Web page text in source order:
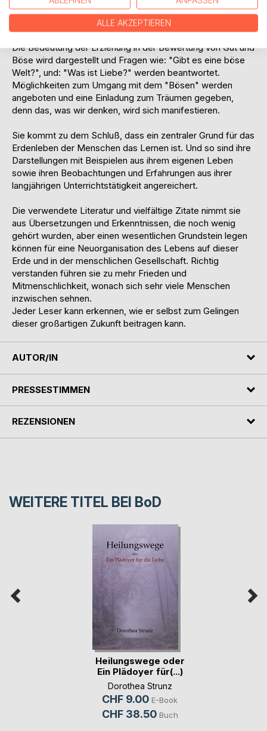
über Sünde und Strafe, einen allmächtigen oder strafenden
Gott werden anhand neuer Erkenntnisse hinterfragt.
Die Bedeutung der Erziehung in der Bewertung von Gut und
Böse wird dargestellt und Fragen wie: "Gibt es eine böse
Welt?", und: "Was ist Liebe?" werden beantwortet.
Möglichkeiten zum Umgang mit dem "Bösen" werden
angeboten und eine Einladung zum Träumen gegeben,
denn das, was wir denken, wird sich manifestieren.
Sie kommt zu dem Schluß, dass ein zentraler Grund für das
Erdenleben der Menschen das Lernen ist. Und so sind ihre
Darstellungen mit Beispielen aus ihrem eigenen Leben
sowie ihren Beobachtungen und Erfahrungen aus ihrer
langjährigen Unterrichtstätigkeit angereichert.
Die verwendete Literatur und vielfältige Zitate nimmt sie
aus Übersetzungen und Erkenntnissen, die noch wenig
gehört wurden, aber einen wesentlichen Grundstein legen
können für eine Neuorganisation des Lebens auf dieser
Erde und in der menschlichen Gesellschaft. Richtig
verstanden führen sie zu mehr Frieden und
Mitmenschlichkeit, wonach sich sehr viele Menschen
inzwischen sehnen.
Jeder Leser kann erkennen, wie er selbst zum Gelingen
dieser großartigen Zukunft beitragen kann.
AUTOR/IN
PRESSESTIMMEN
REZENSIONEN
WEITERE TITEL BEI BoD
Heilungswege oder
Ein Plädoyer für(...)
Dorothea Strunz
CHF 9.00 E-Book
CHF 38.50 Buch
ALLE AKZEPTIEREN